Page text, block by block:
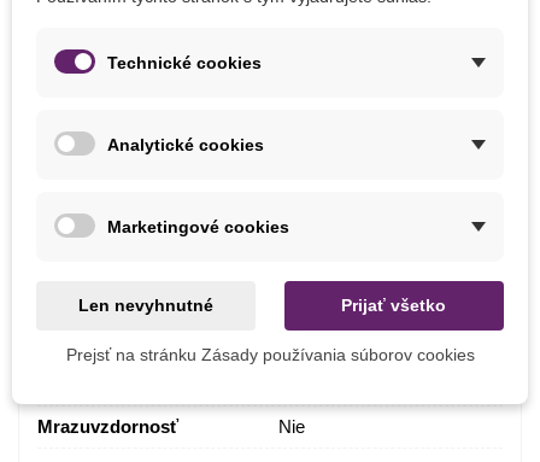
Výsev
Apríl
Odroda Paradajky
Farba Plodu
Červená
Pestovanie V exteriéri
Mrazuvzdornosť Nie
Technické cookies
Analytické cookies
Marketingové cookies
Len nevyhnutné Prijať všetko
Prejsť na stránku Zásady používania súborov cookies